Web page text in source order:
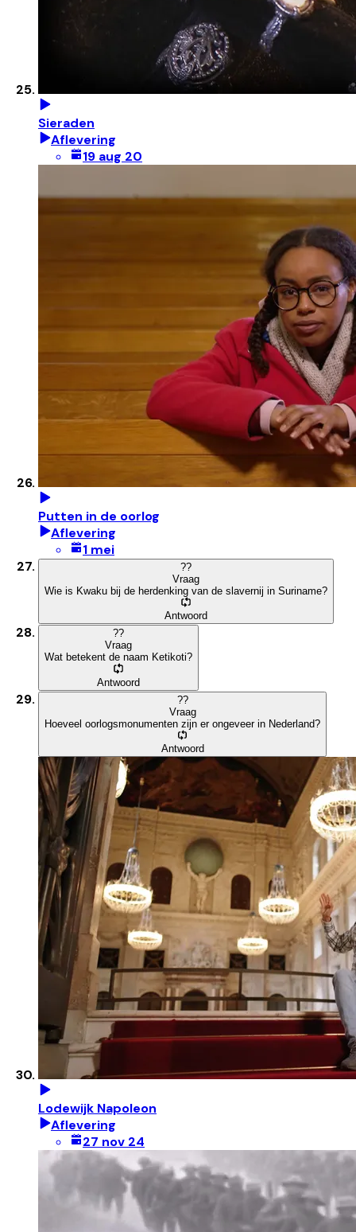
Sieraden
Aflevering
19 aug 20
Putten in de oorlog
Aflevering
1 mei
??
Vraag
Wie is Kwaku bij de herdenking van de slavernij in Suriname?
Antwoord
??
Vraag
Wat betekent de naam Ketikoti?
Antwoord
??
Vraag
Hoeveel oorlogsmonumenten zijn er ongeveer in Nederland?
Antwoord
Lodewijk Napoleon
Aflevering
27 nov 24